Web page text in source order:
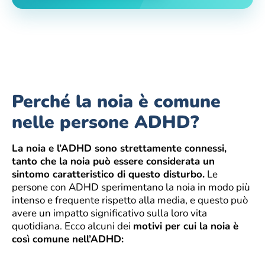
Perché la noia è comune
nelle persone ADHD?
La noia e l’ADHD sono strettamente connessi,
tanto che la noia può essere considerata un
sintomo caratteristico di questo disturbo. Le
persone con ADHD sperimentano la noia in modo più
intenso e frequente rispetto alla media, e questo può
avere un impatto significativo sulla loro vita
quotidiana. Ecco alcuni dei motivi per cui la noia è
così comune nell’ADHD: